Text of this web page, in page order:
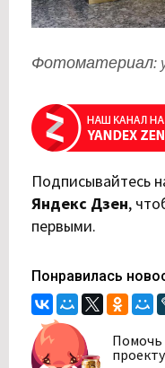
Фотоматериал:
Подписывайтесь
Яндекс Дзен,
первыми.
Понравилась
Помочь
проекту